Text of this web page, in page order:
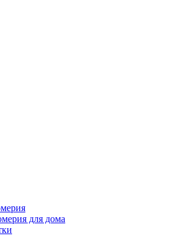
для дома